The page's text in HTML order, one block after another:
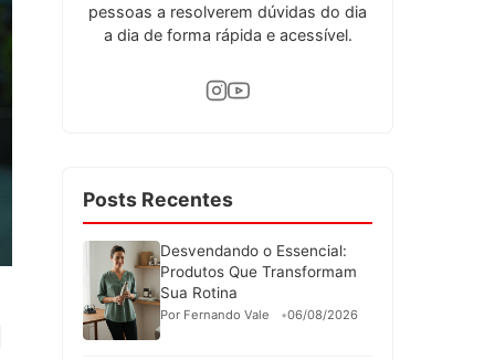
pessoas a resolverem dúvidas do dia
a dia de forma rápida e acessível.
Posts Recentes
Desvendando o Essencial:
Produtos Que Transformam
Sua Rotina
Por Fernando Vale 06/08/2026